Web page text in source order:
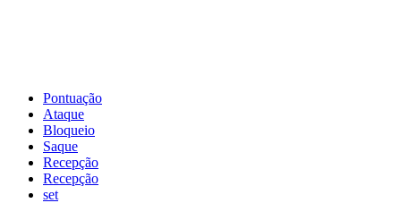
Pontuação
Ataque
Bloqueio
Saque
Recepção
Recepção
set